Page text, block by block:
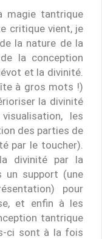
magie tantrique
critique vient, je
la nature de la
la conception
et la divinité.
à gros mots !)
la divinité
les
des parties de
par le toucher).
divinité par la
un support (une
pour
et enfin à les
tantrique
ci sont à la fois